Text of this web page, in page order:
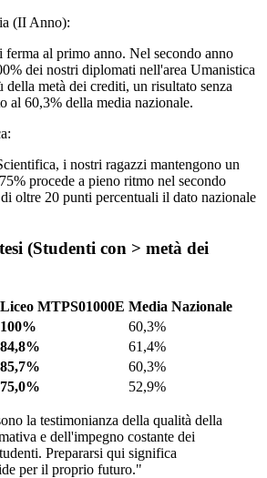
(II Anno):
ferma al primo anno. Nel secondo anno
dei nostri diplomati nell'area Umanistica
della metà dei crediti, un risultato senza
al 60,3% della media nazionale.
i nostri ragazzi mantengono un
procede a pieno ritmo nel secondo
oltre 20 punti percentuali il dato nazionale
(Studenti con > metà dei
Liceo MTPS01000E Media Nazionale
100%
60,3%
84,8%
61,4%
85,7%
60,3%
75,0% 52,9%
la testimonianza della qualità della
e dell'impegno costante dei
Prepararsi qui significa
per il proprio futuro."